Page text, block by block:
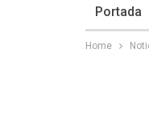
Portada
Home